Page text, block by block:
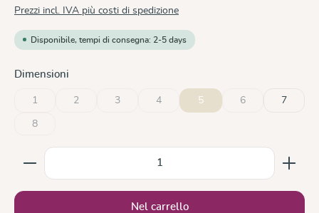
Prezzi incl. IVA più costi di spedizione
Disponibile, tempi di consegna: 2-5 days
Seleziona
Dimensioni
1
(Questa opzione non è al momento disponibile.)
2
(Questa opzione non è al momento disponibile.)
3
(Questa opzione non è al momento disponibile.)
4
(Questa opzione non è al momento
5 6 7
8
Quantità del prodotto: inserisci la quantità
Nel carrello